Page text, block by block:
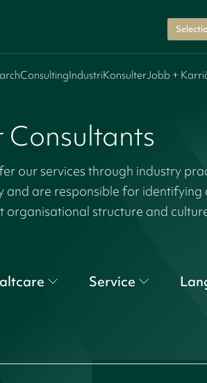
ConsultingIndustriKonsulterJobb +
Consultants
our services through industry
are responsible for identifying
organisational structure and
Service